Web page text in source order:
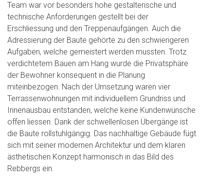
Team war vor besonders hohe gestalterische und
technische Anforderungen gestellt bei der
Erschliessung und den Treppenaufgängen. Auch die
Adressierung der Baute gehörte zu den schwierigeren
Aufgaben, welche gemeistert werden mussten. Trotz
verdichtetem Bauen am Hang wurde die Privatsphäre
der Bewohner konsequent in die Planung
miteinbezogen. Nach der Umsetzung waren vier
Terrassenwohnungen mit individuellem Grundriss und
Innenausbau entstanden, welche keine Kundenwünsche
offen liessen. Dank der schwellenlosen Übergänge ist
die Baute rollstuhlgängig. Das nachhaltige Gebäude fügt
sich mit seiner modernen Architektur und dem klaren
ästhetischen Konzept harmonisch in das Bild des
Rebbergs ein.